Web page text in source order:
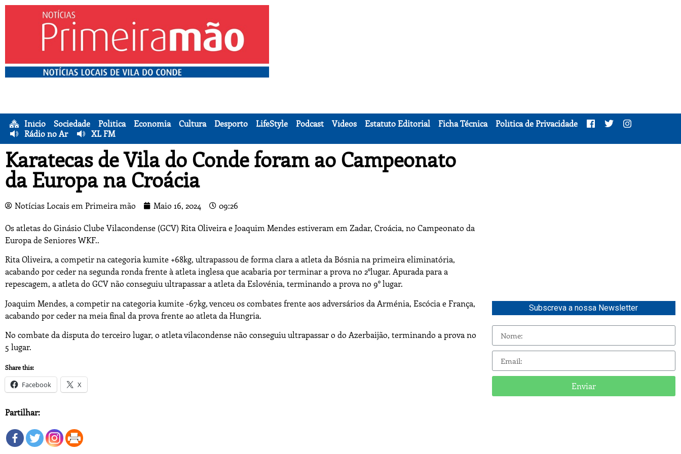
Início Sociedade Política Economia Cultura Desporto LifeStyle Podcast Vídeos Estatuto Editorial Ficha Técnica
Política de Privacidade
Rádio no Ar
XL FM
Karatecas de Vila do Conde foram ao Campeonato
da Europa na Croácia
Notícias Locais em Primeira mão Maio 16, 2024 09:26
Os atletas do Ginásio Clube Vilacondense (GCV) Rita Oliveira e Joaquim Mendes estiveram em Zadar, Croácia, no Campeonato da
Europa de Seniores WKF..
Rita Oliveira, a competir na categoria kumite +68kg, ultrapassou de forma clara a atleta da Bósnia na primeira eliminatória,
acabando por ceder na segunda ronda frente à atleta inglesa que acabaria por terminar a prova no 2°lugar. Apurada para a
repescagem, a atleta do GCV não conseguiu ultrapassar a atleta da Eslovénia, terminando a prova no 9° lugar.
Joaquim Mendes, a competir na categoria kumite -67kg, venceu os combates frente aos adversários da Arménia, Escócia e França,
acabando por ceder na meia final da prova frente ao atleta da Hungria.
No combate da disputa do terceiro lugar, o atleta vilacondense não conseguiu ultrapassar o do Azerbaijão, terminando a prova no
5 lugar.
Share this:
Facebook X
Partilhar:
Subscreva a nossa Newsletter
Enviar